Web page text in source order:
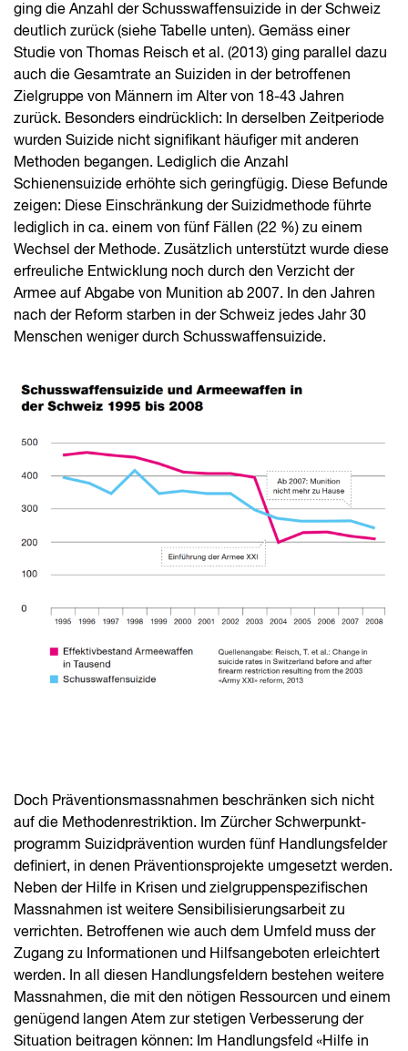
ging die Anzahl der Schuss­waffen­suizide in der Schweiz
deutlich zurück (siehe Tabelle unten). Gemäss einer
Studie von Thomas Reisch et al. (2013) ging parallel dazu
auch die Gesamtrate an Suiziden in der betroffenen
Zielgruppe von Männern im Alter von 18-43 Jahren
zurück. Besonders eindrücklich: In derselben Zeitperiode
wurden Suizide nicht signifikant häufiger mit anderen
Methoden begangen. Lediglich die Anzahl
Schienensuizide erhöhte sich geringfügig. Diese Befunde
zeigen: Diese Einschränkung der Suizidmethode führte
lediglich in ca. einem von fünf Fällen (22 %) zu einem
Wechsel der Methode. Zusätzlich unterstützt wurde diese
erfreuliche Entwicklung noch durch den Verzicht der
Armee auf Abgabe von Munition ab 2007. In den Jahren
nach der Reform starben in der Schweiz jedes Jahr 30
Menschen weniger durch Schusswaffensuizide.
Doch Präventionsmassnahmen beschränken sich nicht
auf die Methodenrestriktion. Im Zürcher Schwer­punkt­
programm Suizidprävention wurden fünf Handlungsfelder
definiert, in denen Präventionsprojekte umgesetzt werden.
Neben der Hilfe in Krisen und zielgruppenspezifischen
Massnahmen ist weitere Sensibilisierungs­arbeit zu
verrichten. Betroffenen wie auch dem Umfeld muss der
Zugang zu Informationen und Hilfsangeboten erleichtert
werden. In all diesen Handlungsfeldern bestehen weitere
Massnahmen, die mit den nötigen Ressourcen und einem
genügend langen Atem zur stetigen Verbesserung der
Situation beitragen können: Im Handlungsfeld «Hilfe in